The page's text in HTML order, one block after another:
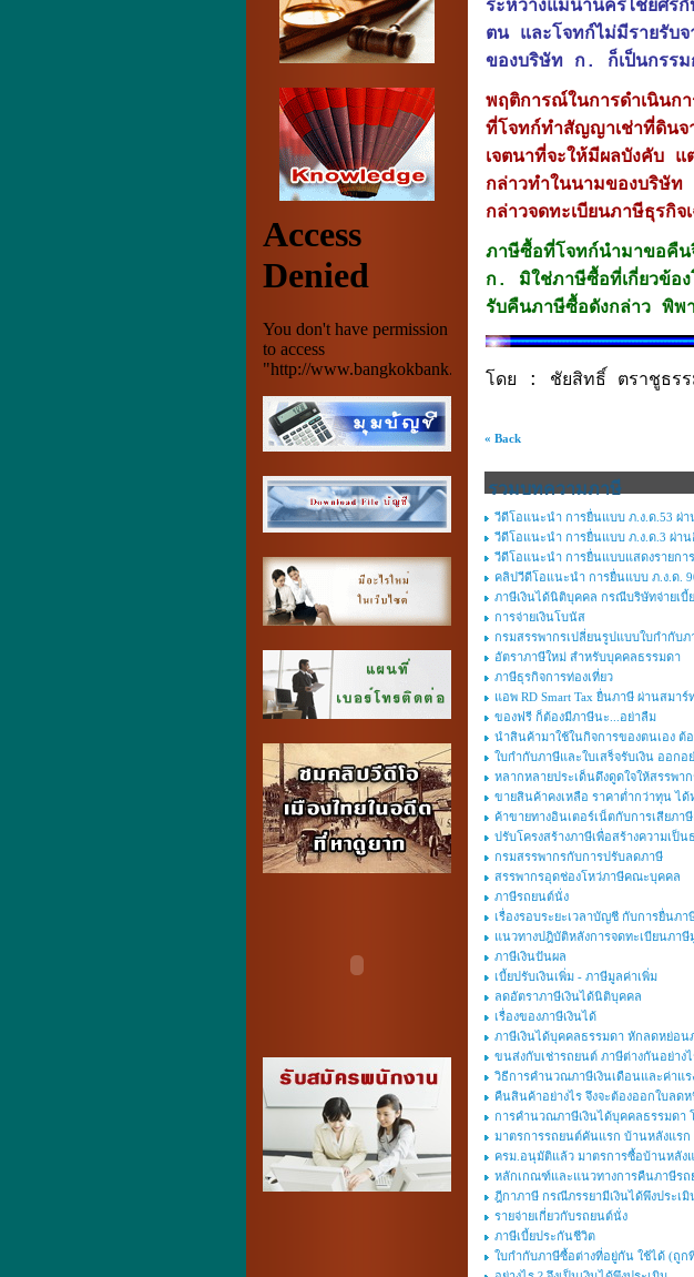
ระหว่างแม่น้ำนครไชยศ
ตน และโจทก์ไม่มีรายรับจ
ของบริษัท ก. ก็เป็นกรรม
พฤติการณ์ในการดำเนินก
ที่โจทก์ทำสัญญาเช่าที่ดิน
เจตนาที่จะให้มีผลบังคับ แ
กล่าวทำในนามของบริษั
กล่าวจดทะเบียนภาษีธุรกิ
ภาษีซื้อที่โจทก์นำมาขอคืน
ก. มิใช่ภาษีซื้อที่เกี่ยวข้อง
รับคืนภาษีซื้อดังกล่าว พิพ
โดย : ชัยสิทธิ์ ตราชูธร
« Back
รวมบทความภาษี
วีดีโอแนะนำ การยื่นแบบ ภ.ง.ด.53 ผ่า
วีดีโอแนะนำ การยื่นแบบ ภ.ง.ด.3 ผ่าน
วีดีโอแนะนำ การยื่นแบบแสดงรายกา
คลิปวีดีโอแนะนำ การยื่นแบบ ภ.ง.ด.
ภาษีเงินได้นิติบุคคล กรณีบริษัทจ่ายเบี้
การจ่ายเงินโบนัส
กรมสรรพากรเปลี่ยนรูปแบบใบกํากับ
อัตราภาษีใหม่ สำหรับบุคคลธรรมดา
ภาษีธุรกิจการท่องเที่ยว
แอพ RD Smart Tax ยื่นภาษี ผ่านสมา
ของฟรี ก็ต้องมีภาษีนะ...อย่าลืม
นำสินค้ามาใช้ในกิจการของตนเอง ต้
ใบกำกับภาษีและใบเสร็จรับเงิน ออกอ
หลากหลายประเด็นดึงดูดใจให้สรรพาก
ขายสินค้าคงเหลือ ราคาต่ำกว่าทุน ได้
ค้าขายทางอินเตอร์เน็ตกับการเสียภา
ปรับโครงสร้างภาษีเพื่อสร้างความเป็น
กรมสรรพากรกับการปรับลดภาษี
สรรพากรอุดช่องโหว่ภาษีคณะบุคคล
ภาษีรถยนต์นั่ง
เรื่องรอบระยะเวลาบัญชี กับการยื่นภา
แนวทางปฎิบัติหลังการจดทะเบียนภาษี
ภาษีเงินปันผล
เบี้ยปรับเงินเพิ่ม - ภาษีมูลค่าเพิ่ม
ลดอัตราภาษีเงินได้นิติบุคคล
เรื่องของภาษีเงินได้
ภาษีเงินได้บุคคลธรรมดา หักลดหย่อน
ขนส่งกับเช่ารถยนต์ ภาษีต่างกันอย่าง
วิธีการคำนวณภาษีเงินเดือนและค่าแร
คืนสินค้าอย่างไร จึงจะต้องออกใบลด
การคำนวณภาษีเงินได้บุคคลธรรมดา
มาตรการรถยนต์คันแรก บ้านหลังแร
ครม.อนุมัติแล้ว มาตรการซื้อบ้านหลัง
หลักเกณฑ์และแนวทางการคืนภาษีร
ฎีกาภาษี กรณีภรรยามีเงินได้พึงประเ
รายจ่ายเกี่ยวกับรถยนต์นั่ง
ภาษีเบี้ยประกันชีวิต
ใบกำกับภาษีซื้อต่างที่อยู่กัน ใช้ได้ (ถูก